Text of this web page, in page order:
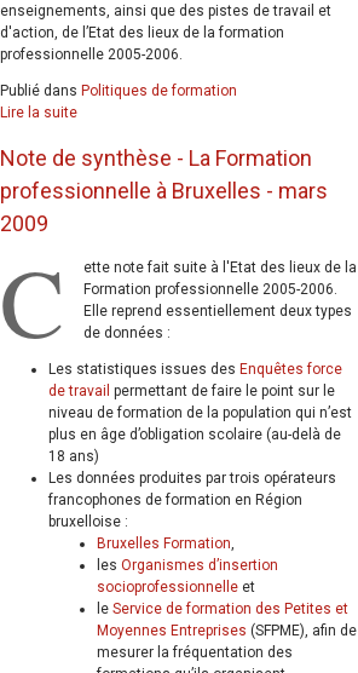
enseignements, ainsi que des pistes de travail et
d'action, de l’Etat des lieux de la formation
professionnelle 2005-2006.
Publié dans Politiques de formation
Lire la suite
Note de synthèse - La Formation
professionnelle à Bruxelles - mars
2009
C
ette note fait suite à l'Etat des lieux de la
Formation professionnelle 2005-2006.
Elle reprend essentiellement deux types
de données :
Les statistiques issues des Enquêtes force
de travail permettant de faire le point sur le
niveau de formation de la population qui n’est
plus en âge d’obligation scolaire (au-delà de
18 ans)
Les données produites par trois opérateurs
francophones de formation en Région
bruxelloise :
Bruxelles Formation
les Organismes d’insertion
socioprofessionnelle et
le Service de formation des Petites et
Moyennes Entreprises (SFPME), afin de
mesurer la fréquentation des